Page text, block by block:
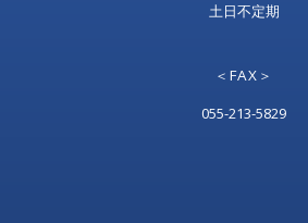
土日不定期
＜FAX＞
055-213-5829